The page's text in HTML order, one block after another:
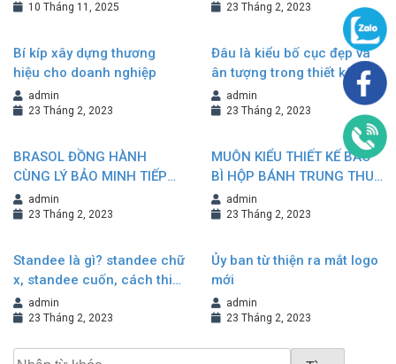
10 Tháng 11, 2025
23 Tháng 2, 2023
Bí kíp xây dựng thương
hiệu cho doanh nghiệp
admin
23 Tháng 2, 2023
Đâu là kiểu bố cục đẹp và
ân tượng trong thiết kế
Brochure?
admin
23 Tháng 2, 2023
BRASOL ĐỒNG HÀNH
CÙNG LÝ BẢO MINH TIẾP
NỐI VÀ KHẲNG ĐỊNH
THƯƠNG HIỆU
admin
23 Tháng 2, 2023
MUÔN KIỂU THIẾT KẾ BAO
BÌ HỘP BÁNH TRUNG THU
NÂNG TẦM GIÁ TRỊ
THƯƠNG HIỆU
admin
23 Tháng 2, 2023
Standee là gì? standee chữ
x, standee cuốn, cách thiết
kế standee đẹp
admin
23 Tháng 2, 2023
Ủy ban từ thiện ra mắt logo
mới
admin
23 Tháng 2, 2023